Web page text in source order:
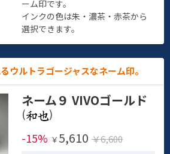
ーム印です。
インクの色は朱・濃茶・赤茶から
選択できます。
ウルトラゴージャスなネーム印。
ネーム９ VIVOゴールド
(
)
-15% ￥ 5,610 ￥6,600